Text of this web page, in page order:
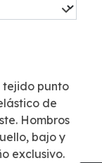
tejido punto
de
Hombros
bajo y
exclusivo.